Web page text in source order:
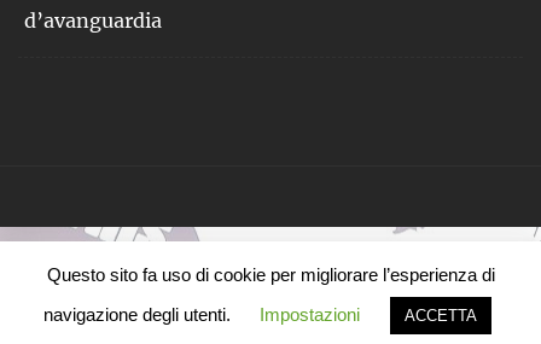
d’avanguardia
Questo sito fa uso di cookie per migliorare l’esperienza di
navigazione degli utenti.
Impostazioni ACCETTA